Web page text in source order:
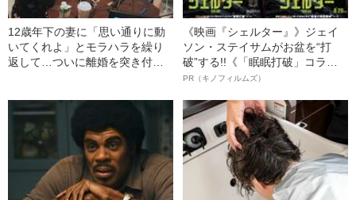
12歳年下の妻に「思い通りに動
いてくれよ」とモラハラを繰り
返して…ついに離婚を突き付け
《映画『シェルター』》ジェイ
ソン・ステイサムがお盆を“打
破”する!!《「眠眠打破」コラ
ボ》
PR（キノフィルムズ）